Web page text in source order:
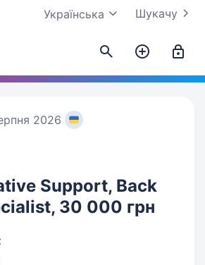
Шукачу
Українська
2026
Support, Back
30 000 грн